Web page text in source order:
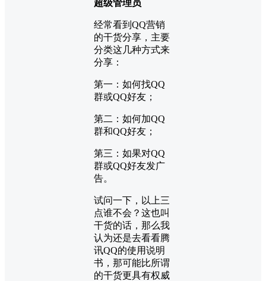
超级管理员
经常看到QQ营销
的干货分享，主要
分类这几种方式来
分享：
第一：如何找QQ
群或QQ好友；
第二：如何加QQ
群和QQ好友；
第三：如果对QQ
群或QQ好友发广
告。
试问一下，以上三
点谁不会？这也叫
干货的话，那么我
认为还是去看看腾
讯QQ的使用说明
书，那可能比所谓
的干货更具有权威